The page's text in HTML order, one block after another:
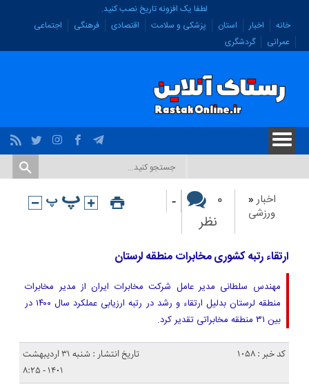
لطفا یک افزونه تاریخ نصب کنید.
خانه
اخبار استان پزشکی و سلامت اقتصادی فرهنگی
اجتماعی
عمرانی
گردشگری
اخبار«
ورزشی
۰
نظر
-
ارتقاء رتبه کشوری مخابرات منطقه لرستان
مهندس سلطانی‌ مدیر عامل شرکت مخابرات ایران از مدیر مخابرات
منطقه لرستان بدلیل ارتقاء و رشد در رتبه ارزیابی عملکرد سال ۱۴۰۰ در
بین ۳۱ منطقه مخابراتی تقدیر کرد.
کد خبر : 1058
تاریخ انتشار : شنبه ۳۱ اردیبهشت
۱۴۰۱ - ۸:۲۵